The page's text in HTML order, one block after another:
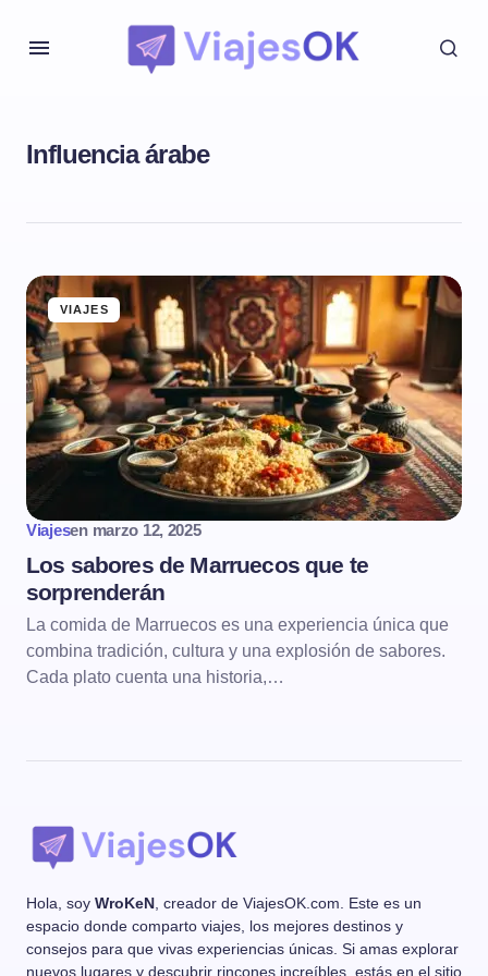
Influencia árabe
VIAJES
Viajesen marzo 12, 2025
Los sabores de Marruecos que te
sorprenderán
La comida de Marruecos es una experiencia única que
combina tradición, cultura y una explosión de sabores.
Cada plato cuenta una historia,…
Hola, soy WroKeN , creador de ViajesOK.com. Este es un
espacio donde comparto viajes, los mejores destinos y
consejos para que vivas experiencias únicas. Si amas explorar
nuevos lugares y descubrir rincones increíbles, estás en el sitio